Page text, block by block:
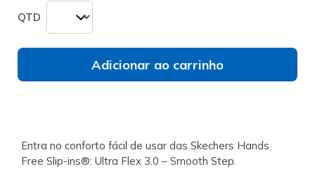
QTD
Adicionar ao carrinho
Entra no conforto fácil de usar das Skechers Hands
Free Slip-ins®: Ultra Flex 3.0 – Smooth Step.